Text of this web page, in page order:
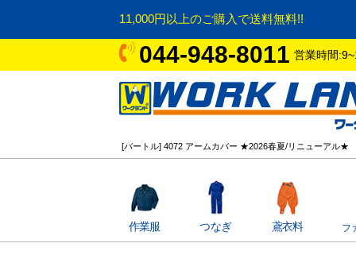
11,000円以上のご購入で送料無料!!
044-948-8011 営業時間
[バートル] 4072 アームカバー ★2026春夏/リニューアル★
作業服 つなぎ 鳶衣料 フ